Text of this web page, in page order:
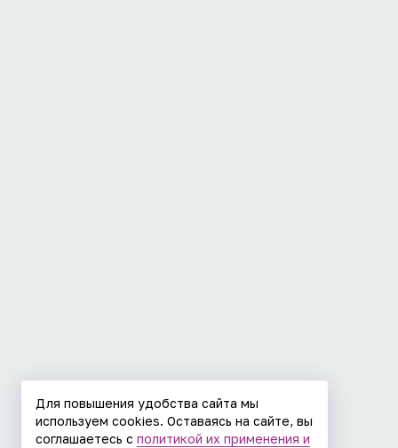
Для повышения удобства сайта мы
используем cookies. Оставаясь на сайте, вы
соглашаетесь с политикой их применения и